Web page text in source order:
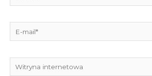
mail*
Witryna